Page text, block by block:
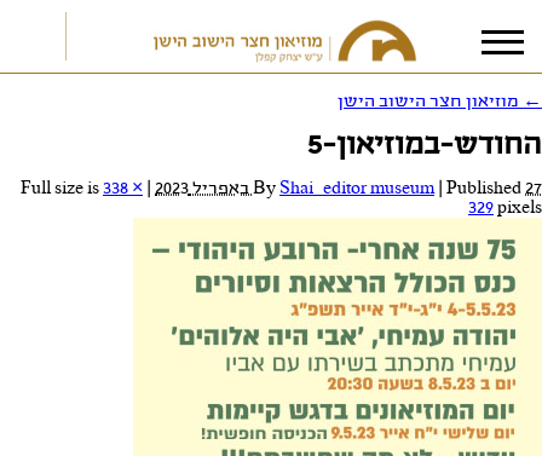
אני מאשר/ת אתתנאי הפרטיות
← מוזיאון חצר הישוב הישן
החודש-במוזיאון-5
By Shai_editor museum Published27 באפריל 2023
338 ×
329pixels